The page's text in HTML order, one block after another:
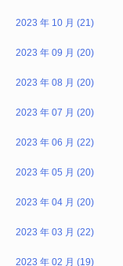
2023 年 10 月 (21)
2023 年 09 月 (20)
2023 年 08 月 (20)
2023 年 07 月 (20)
2023 年 06 月 (22)
2023 年 05 月 (20)
2023 年 04 月 (20)
2023 年 03 月 (22)
2023 年 02 月 (19)